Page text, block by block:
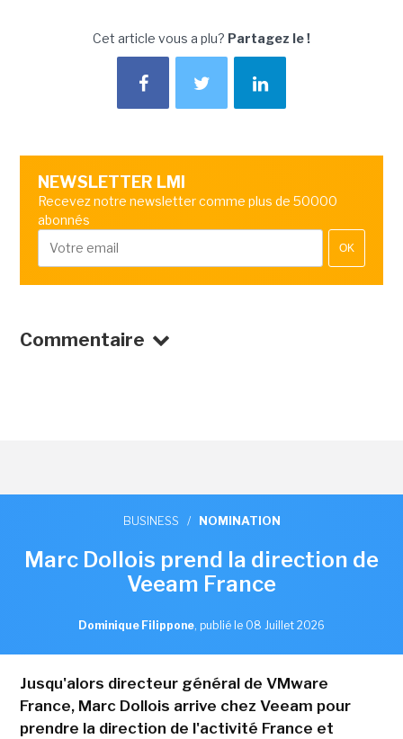
Cet article vous a plu? Partagez le !
NEWSLETTER LMI
Recevez notre newsletter comme plus de 50000
abonnés
OK
Commentaire
BUSINESS / NOMINATION
Marc Dollois prend la direction de
Veeam France
Dominique Filippone, publié le 08 Juillet 2026
Jusqu'alors directeur général de VMware
France, Marc Dollois arrive chez Veeam pour
prendre la direction de l'activité France et